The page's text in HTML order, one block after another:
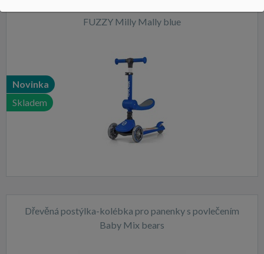
FUZZY Milly Mally blue
Novinka
Skladem
Dřevěná postýlka-kolébka pro panenky s povlečením
Baby Mix bears